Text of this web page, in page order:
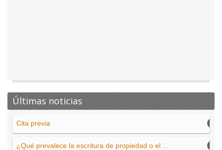
Últimas noticias
Cita previa
¿Qué prevalece la escritura de propiedad o el ...